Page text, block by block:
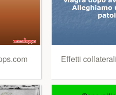
Effetti